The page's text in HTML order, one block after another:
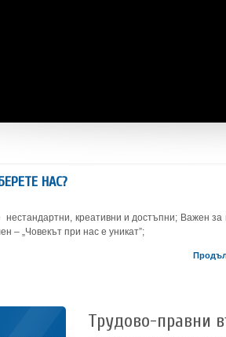
НАС?
нестандартни, креативни и достъпни; Важен за
– „Човекът при нас е уникат”;
Трудово-правни